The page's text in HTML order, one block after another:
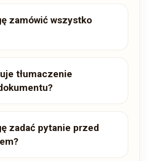
zamówić wszystko
tłumaczenie
zadać pytanie przed